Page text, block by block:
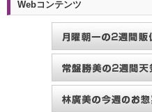
Webコンテンツ